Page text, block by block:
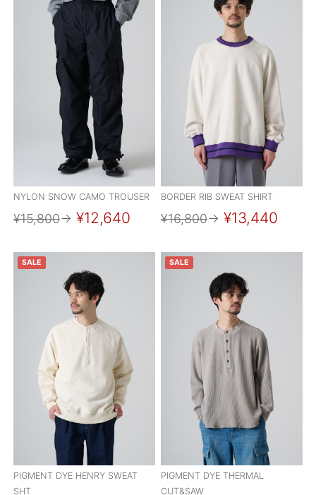
NYLON SNOW CAMO TROUSER
¥15,800→ ¥12,640
BORDER RIB SWEAT SHIRT
¥16,800→ ¥13,440
SALE
PIGMENT DYE HENRY SWEAT
SHT
SALE
PIGMENT DYE THERMAL
CUT&SAW